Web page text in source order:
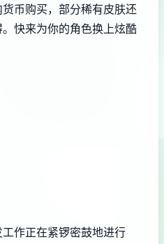
币购买，部分稀有皮肤还
快来为你的角色换上炫酷
作正在紧锣密鼓地进行